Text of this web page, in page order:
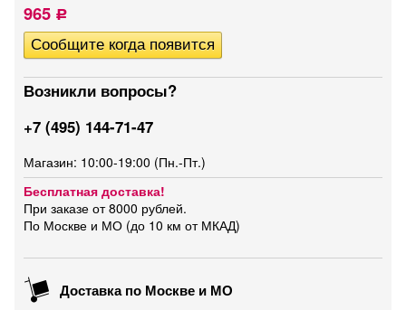
965 Р
Возникли вопросы?
+7 (495) 144-71-47
Магазин: 10:00-19:00 (Пн.-Пт.)
Бесплатная доставка!
При заказе от 8000 рублей.
По Москве и МО (до 10 км от МКАД)
Доставка по Москве и МО